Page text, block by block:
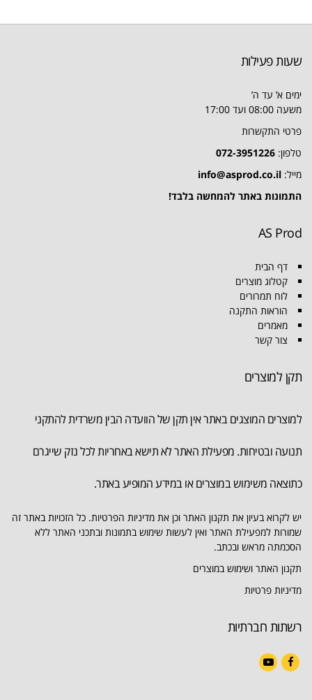
שעות פעילות
ימים א’ עד ה’
משעה 08:00 ועד 17:00
פרטי התקשרות
טלפון: 072-3951226
מייל: info@asprod.co.il
התמונות באתר להמחשה בלבד!
AS Prod
דף הבית
קטלוג מוצרים
לוח תמרורים
הוראות התקנה
מאמרים
צור קשר
תקן למוצרים
למוצרים המוצגים באתר אין תקן של הוועדה הבין משרדית להתקני
תנועה ובטיחות. מפעילת האתר לא תישא באחריות לכל נזק שייגרם
כתוצאה משימוש במוצרים או במידע המופיע באתר.
יש לקרוא בעיון את תקנון האתר וכן את מדיניות הפרטיות. כל הזכויות באתר זה
שמורות למפעילת האתר ואין לעשות שימוש בתמונות ובתכני האתר ללא
הסכמתה מראש ובכתב.
תקנון האתר ושימוש במוצרים
מדיניות פרטיות
רשתות חברתיות